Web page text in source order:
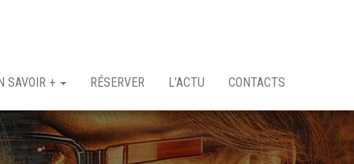
SAVOIR + RÉSERVER L’ACTU CONTACTS